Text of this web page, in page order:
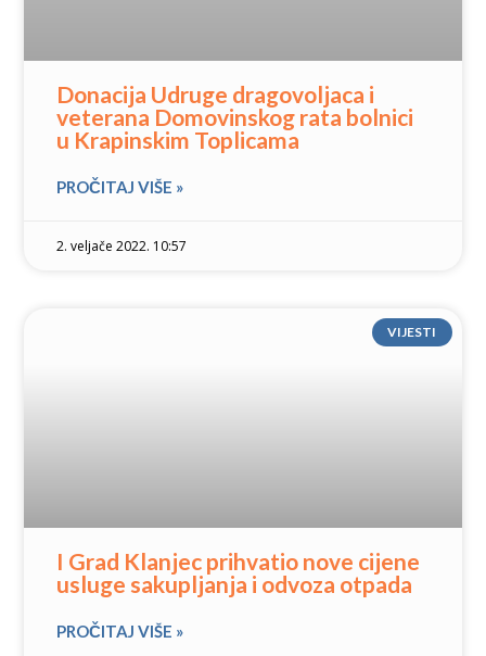
Donacija Udruge dragovoljaca i
veterana Domovinskog rata bolnici
u Krapinskim Toplicama
PROČITAJ VIŠE »
2. veljače 2022. 10:57
VIJESTI
I Grad Klanjec prihvatio nove cijene
usluge sakupljanja i odvoza otpada
PROČITAJ VIŠE »